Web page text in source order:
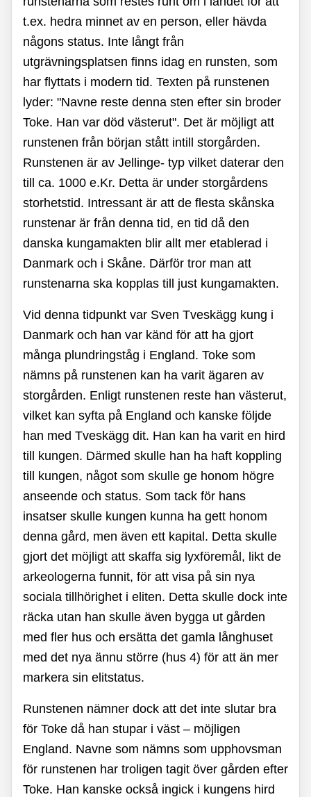
t.ex. hedra minnet av en person, eller hävda
någons status. Inte långt från
utgrävningsplatsen finns idag en runsten, som
har flyttats i modern tid. Texten på runstenen
lyder: "Navne reste denna sten efter sin broder
Toke. Han var död västerut". Det är möjligt att
runstenen från början stått intill storgården.
Runstenen är av Jellinge- typ vilket daterar den
till ca. 1000 e.Kr. Detta är under storgårdens
storhetstid. Intressant är att de flesta skånska
runstenar är från denna tid, en tid då den
danska kungamakten blir allt mer etablerad i
Danmark och i Skåne. Därför tror man att
runstenarna ska kopplas till just kungamakten.
Vid denna tidpunkt var Sven Tveskägg kung i
Danmark och han var känd för att ha gjort
många plundringståg i England. Toke som
nämns på runstenen kan ha varit ägaren av
storgården. Enligt runstenen reste han västerut,
vilket kan syfta på England och kanske följde
han med Tveskägg dit. Han kan ha varit en hird
till kungen. Därmed skulle han ha haft koppling
till kungen, något som skulle ge honom högre
anseende och status. Som tack för hans
insatser skulle kungen kunna ha gett honom
denna gård, men även ett kapital. Detta skulle
gjort det möjligt att skaffa sig lyxföremål, likt de
arkeologerna funnit, för att visa på sin nya
sociala tillhörighet i eliten. Detta skulle dock inte
räcka utan han skulle även bygga ut gården
med fler hus och ersätta det gamla långhuset
med det nya ännu större (hus 4) för att än mer
markera sin elitstatus.
Runstenen nämner dock att det inte slutar bra
för Toke då han stupar i väst – möjligen
England. Navne som nämns som upphovsman
för runstenen har troligen tagit över gården efter
Toke. Han kanske också ingick i kungens hird